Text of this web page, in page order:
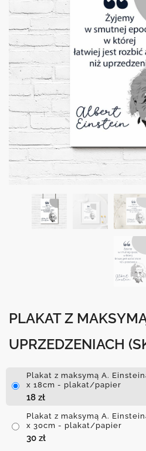
PLAKAT Z
UPRZEDZENIACH
Plakat z maksymą A.
x 18cm - plakat/papier
18 zł
Plakat z maksymą A.
x 30cm - plakat/papier
30 zł